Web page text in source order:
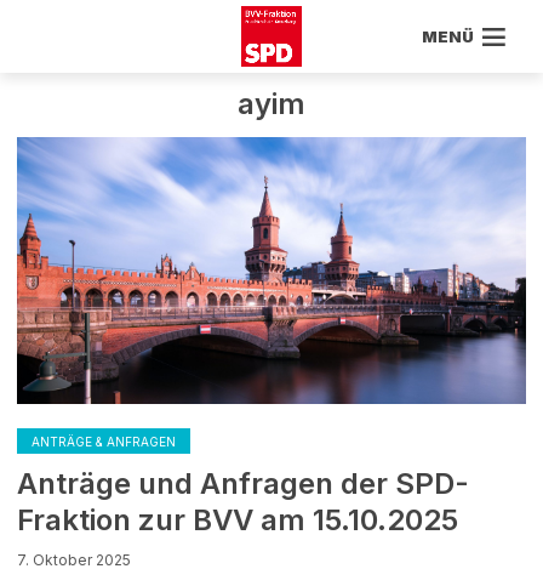
MENÜ
ayim
ANTRÄGE & ANFRAGEN
Anträge und Anfragen der SPD-
Fraktion zur BVV am 15.10.2025
7. Oktober 2025